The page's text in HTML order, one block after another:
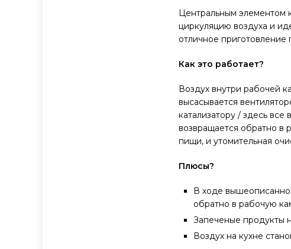
Центральным элементом
циркуляцию воздуха и
отличное
Как это работает?
Воздух внутри рабочей
высасывается
катализатору / здесь
возвращается обратно в
пищи, и утомительная
Плюсы?
В ходе
обратно в рабочую
Запеченые продукты
Воздух на кухне